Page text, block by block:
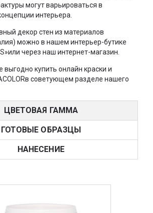
могут варьироваться в
интерьера.
декор стен из материалов
можно в нашем интерьер-бутике
через наш интернет-магазин.
купить онлайн краски и
советующем разделе нашего
ЦВЕТОВАЯ ГАММА
ГОТОВЫЕ ОБРАЗЦЫ
НАНЕСЕНИЕ